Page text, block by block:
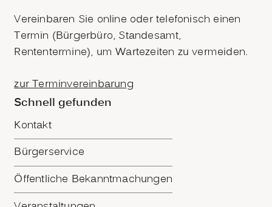
Vereinbaren Sie online oder telefonisch einen
Termin (Bürgerbüro, Standesamt,
Rententermine), um Wartezeiten zu vermeiden.
zur Terminvereinbarung
Schnell gefunden
Kontakt
Bürgerservice
Öffentliche Bekanntmachungen